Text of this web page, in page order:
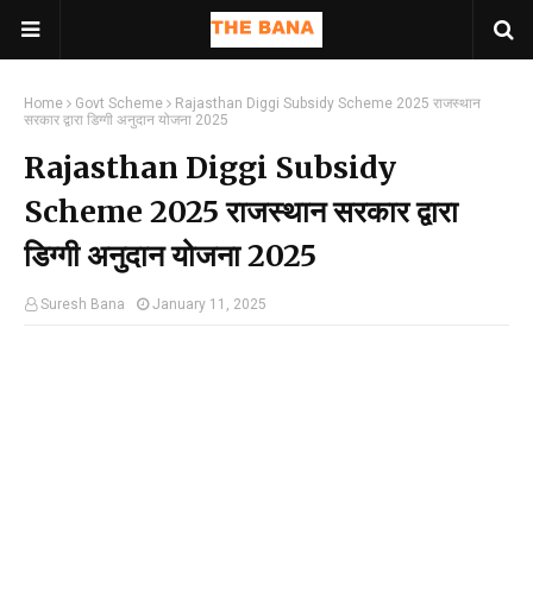
Home Govt Scheme
Rajasthan Diggi Subsidy Scheme 2025 राजस्थान
सरकार द्वारा डिग्गी अनुदान योजना 2025
Rajasthan Diggi Subsidy
Scheme 2025 राजस्थान सरकार द्वारा
डिग्गी अनुदान योजना 2025
Suresh Bana January 11, 2025